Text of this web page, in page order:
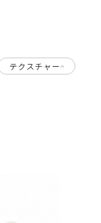
テクスチャー